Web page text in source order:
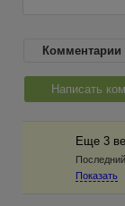
Комментарии
Написать
Еще 3
Показать